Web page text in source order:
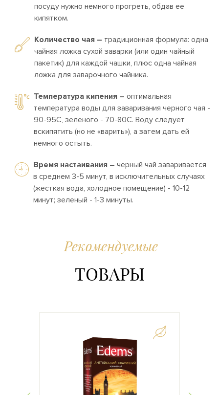
посуду нужно немного прогреть, обдав ее
кипятком.
Количество чая – традиционная формула: одна
чайная ложка сухой заварки (или один чайный
пакетик) для каждой чашки, плюс одна чайная
ложка для заварочного чайника.
Температура кипения – оптимальная
температура воды для заваривания черного чая -
90-95С, зеленого - 70-80С. Воду следует
вскипятить (но не «варить»), а затем дать ей
немного остыть.
Время настаивания – черный чай заваривается
в среднем 3-5 минут, в исключительных случаях
(жесткая вода, холодное помещение) - 10-12
минут; зеленый - 1-3 минуты.
Рекомендуемые
ТОВАРЫ